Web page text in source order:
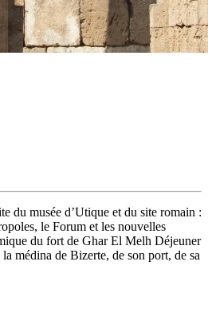
du musée d’Utique et du site romain :
le Forum et les nouvelles
du fort de Ghar El Melh Déjeuner
médina de Bizerte, de son port, de sa